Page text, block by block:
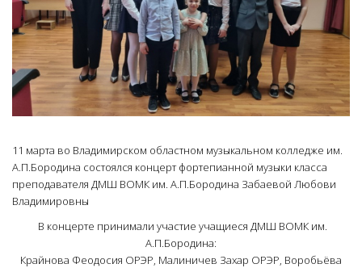
11 марта во Владимирском областном музыкальном колледже им.
А.П.Бородина состоялся концерт фортепианной музыки класса
преподавателя ДМШ ВОМК им. А.П.Бородина Забаевой Любови
Владимировны
В концерте принимали участие учащиеся ДМШ ВОМК им.
А.П.Бородина:
Крайнова Феодосия ОРЭР, Малиничев Захар ОРЭР, Воробьёва